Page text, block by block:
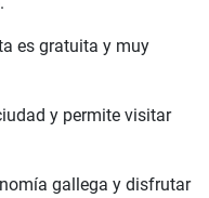
es gratuita y muy
y permite visitar
gallega y disfrutar